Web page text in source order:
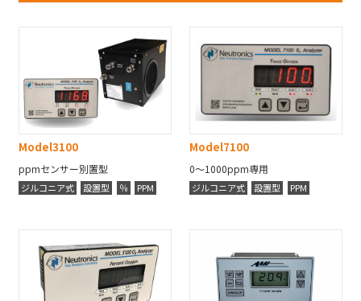
Model3100
ppmセンサー別置型
ジルコニア式 設置型 ％ PPM
Model7100
0〜1000ppm専用
ジルコニア式 設置型 PPM